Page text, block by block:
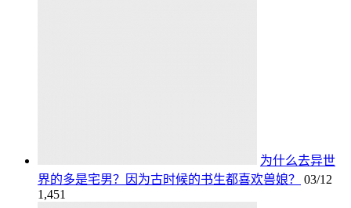
为什么去异世
界的多是宅男？因为古时候的书生都喜欢兽娘？
03/12
1,451